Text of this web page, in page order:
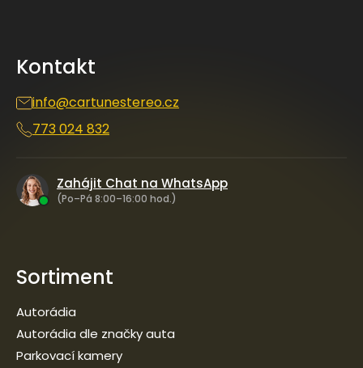
Kontakt
info@cartunestereo.cz
773 024 832
Zahájit Chat na WhatsApp
(Po–Pá 8:00–16:00 hod.)
Sortiment
Autorádia
Autorádia dle značky auta
Parkovací kamery